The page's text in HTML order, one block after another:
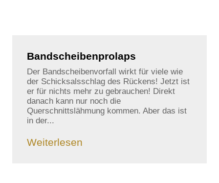
Bandscheibenprolaps
Der Bandscheibenvorfall wirkt für viele wie
der Schicksalsschlag des Rückens! Jetzt ist
er für nichts mehr zu gebrauchen! Direkt
danach kann nur noch die
Querschnittslähmung kommen. Aber das ist
in der...
Weiterlesen